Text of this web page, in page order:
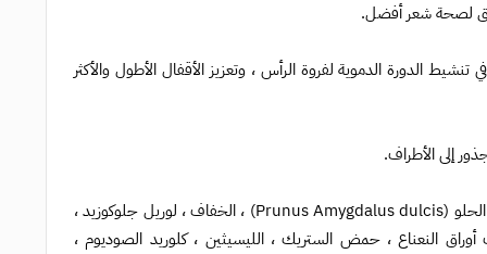
لصحة شعر أفضل.
الدورة الدموية لفروة الرأس ، وتعزيز الأقفال الأطول والأكثر
إلى الأطراف.
ماء (أكوا) ، مسحوق قشرة Juglans Regia (جوز) ، كحول سيتريل ، جليسرين ، زيت اللوز الحلو (Prunus Amygdalus dulcis) ، الخفاف ، لوريل جلوكوزيد ،
النعناع ، حمض الستريك ، الليسيثين ، كلوريد الصوديوم ،